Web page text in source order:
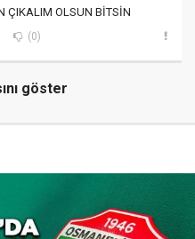
ÇIKALIM OLSUN BİTSİN
(0)
göster